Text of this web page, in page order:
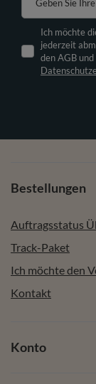
Geben Sie
Ich möchte
jederzeit
den AGB
Bestellungen
Auftragsstatus
Track-Paket
Ich möchte den
Kontakt
Konto